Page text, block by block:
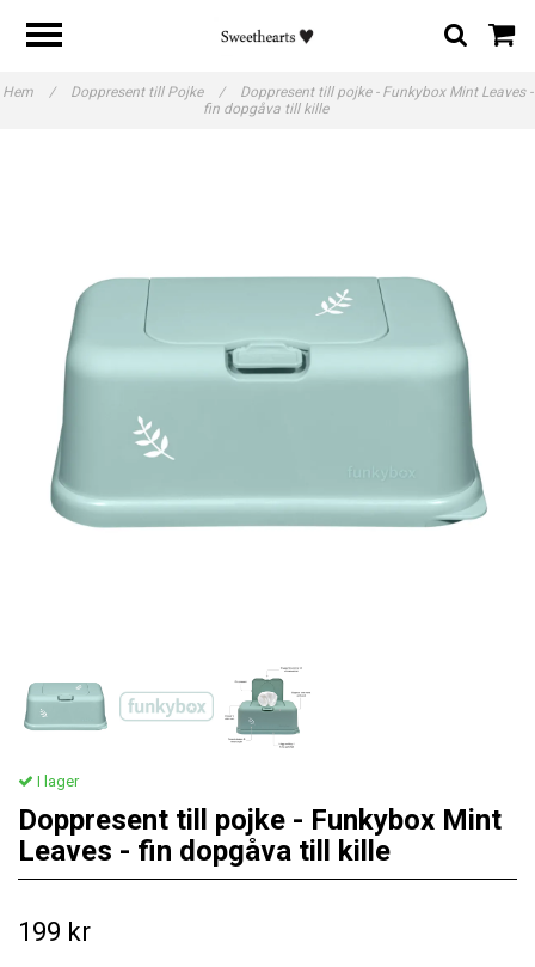
Hem / Doppresent till Pojke /
Doppresent till pojke - Funkybox Mint Leaves -
fin dopgåva till kille
I lager
Doppresent till pojke - Funkybox Mint
Leaves - fin dopgåva till kille
199 kr